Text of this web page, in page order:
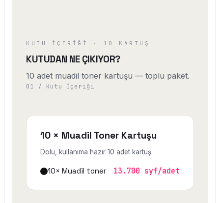
KUTU İÇERIĞI · 10 KARTUŞ
KUTUDAN NE ÇIKIYOR?
10 adet muadil toner kartuşu — toplu paket.
01 / Kutu İçeriği
10 × Muadil Toner Kartuşu
Dolu, kullanıma hazır 10 adet kartuş.
10× Muadil toner 13.700 syf/adet